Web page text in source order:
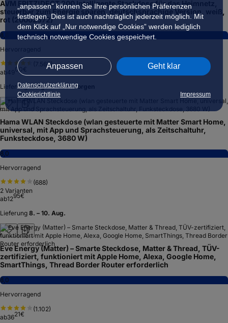
„anpassen” können Sie Ihre persönlichen Präferenzen
festlegen. Dies ist auch nachträglich jederzeit möglich. Mit
dem Klick auf „Nur notwendige Cookies” werden lediglich
technisch notwendige Cookies gespeichert.
Anpassen Geht klar
Datenschutzerklärung
Cookierichtlinie
Impressum
AVM FRITZ!DECT 200 Intelligente Steckdose für das Heimnetz,
steuerbar zum Energie sparen, deutschsprachige Version, weiß,
rot (20002572)
8,8
Hervorragend
7.567)
ab
00
Lieferung morgen – übermorgen
Hama WLAN Steckdose (wlan gesteuerte mit Matter Smart Home,
universal, mit App und Sprachsteuerung, als Zeitschaltuhr,
Funksteckdose, 3680 W)
8,0
Hervorragend
(688)
2 Varianten
ab1295€
Lieferung 8. – 10. Aug.
Eve Energy (Matter) – Smarte Steckdose, Matter & Thread, TÜV-
zertifiziert, funktioniert mit Apple Home, Alexa, Google Home,
SmartThings, Thread Border Router erforderlich
8,0
Hervorragend
(1.102)
ab3621€